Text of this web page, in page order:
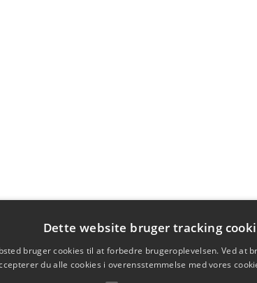
Dette website bruger tracking
bruger cookies til at forbedre brugeroplevelsen. Ved at
du alle cookies i overensstemmelse med vores